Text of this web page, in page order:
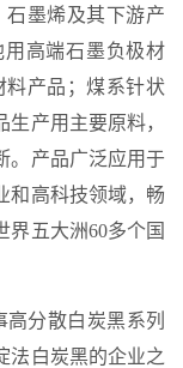
墨烯及其下游产
高端石墨负极材
料产品；煤系针状
产用主要原料，
。产品广泛应用于
和高科技领域，畅
界五大洲60多个国
高分散白炭黑系列
法白炭黑的企业之